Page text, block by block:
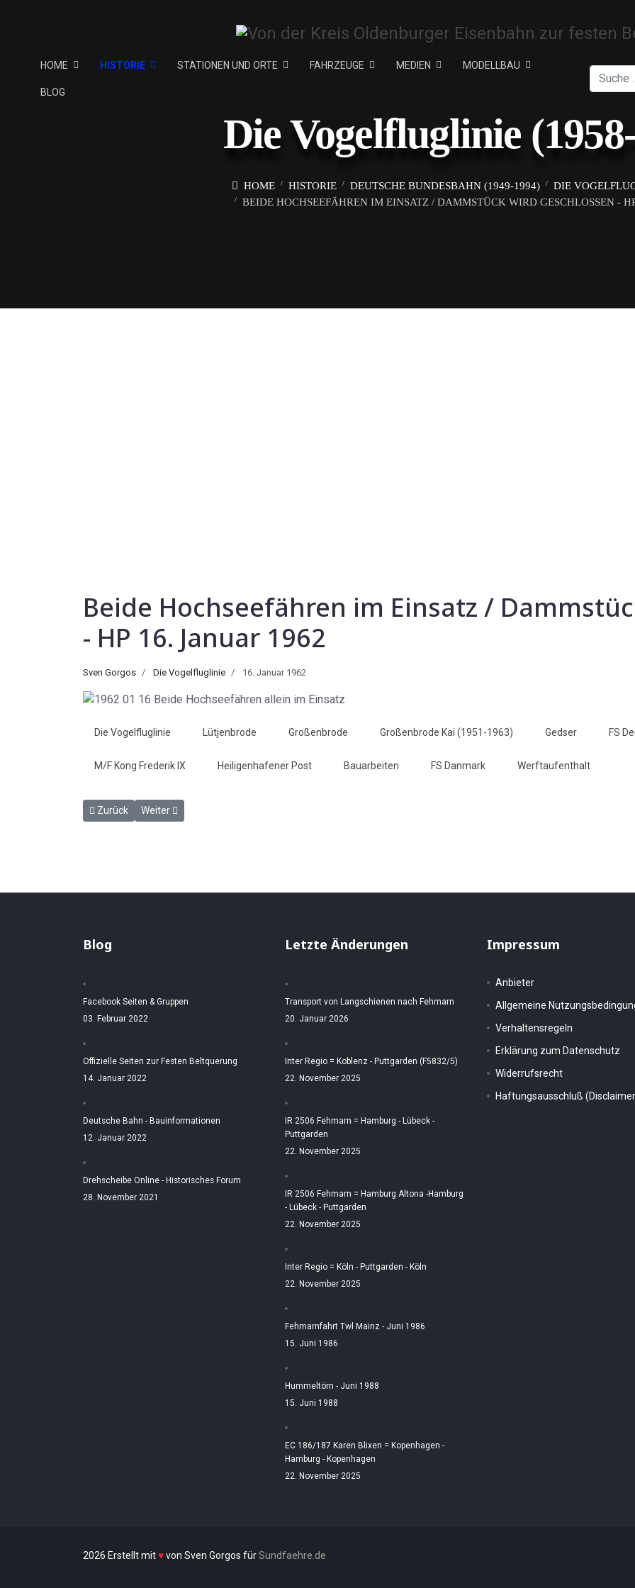
HOME HISTORIE STATIONEN UND ORTE FAHRZEUGE MEDIEN MODELLBAU
BLOG
Suchen
Die Vogelfluglinie
HOME HISTORIE DEUTSCHE BUNDESBAHN (1949-1994)
DIE
BEIDE HOCHSEEFÄHREN IM EINSATZ / DAMMSTÜCK WIRD GESCHLOSSEN -
Beide Hochseefähren im Einsatz /
- HP 16. Januar 1962
Sven Gorgos Die Vogelfluglinie 16. Januar 1962
Die Vogelfluglinie Lütjenbrode Großenbrode Großenbrode Kai (1951-1963) Gedser FS
M/F Kong Frederik IX Heiligenhafener Post Bauarbeiten FS Danmark Werftaufenthalt
Vorheriger Beitrag: Beförderung bei der Bahn - HP 16. Januar 1962
Zurück Nächster Beitrag: Hauptschifffahrtsöffnung wird überbrückt - HP 19. Januar 1962
Weiter
Blog
Facebook Seiten & Gruppen
03. Februar 2022
Offizielle Seiten zur Festen Beltquerung
14. Januar 2022
Deutsche Bahn - Bauinformationen
12. Januar 2022
Drehscheibe Online - Historisches Forum
28. November 2021
Letzte Änderungen
Transport von Langschienen nach Fehmarn
20. Januar 2026
Inter Regio = Koblenz - Puttgarden (F5832/5)
22. November 2025
IR 2506 Fehmarn = Hamburg - Lübeck -
Puttgarden
22. November 2025
IR 2506 Fehmarn = Hamburg Altona -Hamburg
- Lübeck - Puttgarden
22. November 2025
Inter Regio = Köln - Puttgarden - Köln
22. November 2025
Fehmarnfahrt Twl Mainz - Juni 1986
15. Juni 1986
Hummeltörn - Juni 1988
15. Juni 1988
EC 186/187 Karen Blixen = Kopenhagen -
Hamburg - Kopenhagen
22. November 2025
Impressum
Anbieter
Allgemeine
Verhaltensregeln
Erklärung zum Datenschutz
Widerrufsrecht
Haftungsausschluß
2026 Erstellt mit♥von Sven Gorgos fürSundfaehre.de